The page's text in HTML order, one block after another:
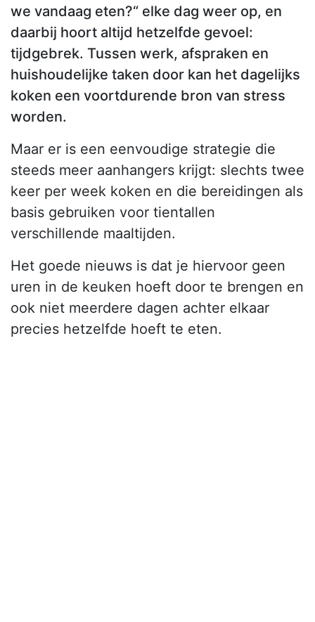
we vandaag eten?“ elke dag weer op, en
daarbij hoort altijd hetzelfde gevoel:
tijdgebrek. Tussen werk, afspraken en
huishoudelijke taken door kan het dagelijks
koken een voortdurende bron van stress
worden.
Maar er is een eenvoudige strategie die
steeds meer aanhangers krijgt: slechts twee
keer per week koken en die bereidingen als
basis gebruiken voor tientallen
verschillende maaltijden.
Het goede nieuws is dat je hiervoor geen
uren in de keuken hoeft door te brengen en
ook niet meerdere dagen achter elkaar
precies hetzelfde hoeft te eten.